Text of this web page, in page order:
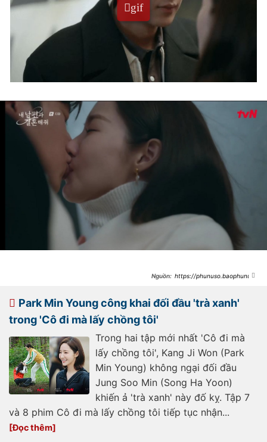
https://phunuso.baophunuth
rating-co-di-ma-lay-chong-toi-lan-
dau-vuot-2-chu-so-
Park Min Young công khai đối đầu 'trà xanh'
trong 'Cô đi mà lấy chồng tôi'
Trong hai tập mới nhất 'Cô đi mà
lấy chồng tôi', Kang Ji Won (Park
Min Young) không ngại đối đầu
Jung Soo Min (Song Ha Yoon)
khiến ả 'trà xanh' này đố kỵ. Tập 7
và 8 phim Cô đi mà lấy chồng tôi tiếp tục nhận...